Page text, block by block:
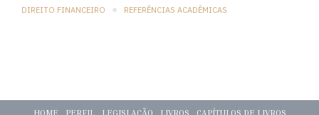
DIREITO FINANCEIRO REFERÊNCIAS ACADÊMICAS
HOME PERFIL LEGISLAÇÃO LIVROS CAPÍTULOS DE LIVROS